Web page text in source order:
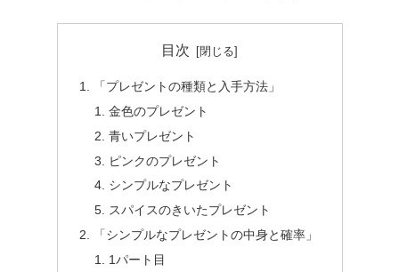
目次
「プレゼントの種類と入手方法」
金色のプレゼント
青いプレゼント
ピンクのプレゼント
シンプルなプレゼント
スパイスのきいたプレゼント
「シンプルなプレゼントの中身と確率」
1パート目